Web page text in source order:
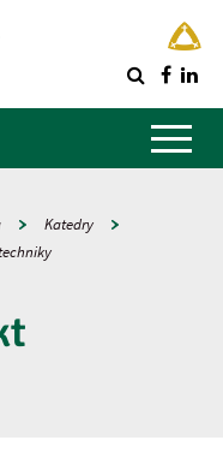
Katedry